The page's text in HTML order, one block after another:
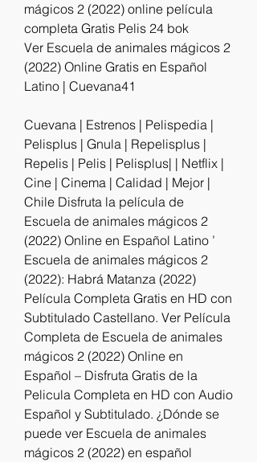
mágicos 2 (2022) online película
completa Gratis Pelis 24 bok
Ver Escuela de animales mágicos 2
(2022) Online Gratis en Español
Latino | Cuevana41
Cuevana | Estrenos | Pelispedia |
Pelisplus | Gnula | Repelisplus |
Repelis | Pelis | Pelisplus| | Netflix |
Cine | Cinema | Calidad | Mejor |
Chile Disfruta la película de
Escuela de animales mágicos 2
(2022) Online en Español Latino ’
Escuela de animales mágicos 2
(2022): Habrá Matanza (2022)
Película Completa Gratis en HD con
Subtitulado Castellano. Ver Película
Completa de Escuela de animales
mágicos 2 (2022) Online en
Español – Disfruta Gratis de la
Pelicula Completa en HD con Audio
Español y Subtitulado. ¿Dónde se
puede ver Escuela de animales
mágicos 2 (2022) en español